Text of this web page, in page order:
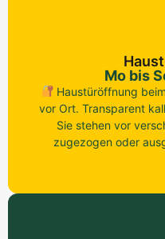
Mo bis
Haustüröffnung
vor Ort. Transparent
Sie stehen vor
zugezogen oder